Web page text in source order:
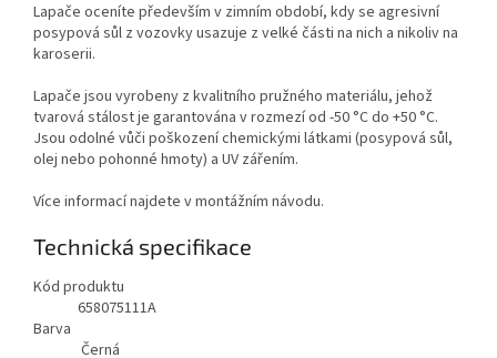
Lapače oceníte především v zimním období, kdy se agresivní
posypová sůl z vozovky usazuje z velké části na nich a nikoliv na
karoserii.
Lapače jsou vyrobeny z kvalitního pružného materiálu, jehož
tvarová stálost je garantována v rozmezí od -50 °C do +50 °C.
Jsou odolné vůči poškození chemickými látkami (posypová sůl,
olej nebo pohonné hmoty) a UV zářením.
Více informací najdete v montážním návodu.
Technická specifikace
Kód produktu
658075111A
Barva
Černá